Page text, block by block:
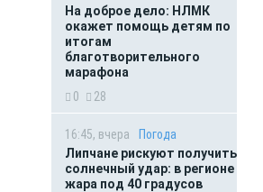
На доброе дело: НЛМК
окажет помощь детям по
итогам
благотворительного
марафона
0
28
16:45, вчера
Погода
Липчане рискуют получить
солнечный удар: в регионе
жара под 40 градусов